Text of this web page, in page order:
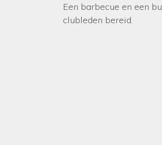
Een barbecue en een
clubleden bereid.